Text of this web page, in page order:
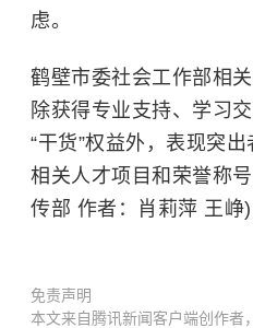
虑。
鹤壁市委社会工作部相
除获得专业支持、学习
“干货”权益外，表现突
相关人才项目和荣誉称
传部 作者：肖莉萍 王峥)
免责声明
本文来自腾讯新闻客户端创作者